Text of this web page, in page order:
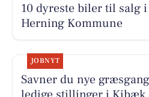
10 dyreste biler til salg
Herning Kommune
JOBNYT
Savner du nye